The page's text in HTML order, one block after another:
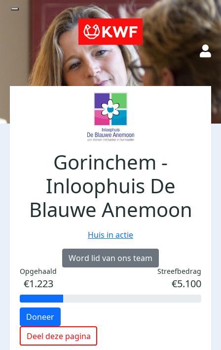
Gorinchem -
Inloophuis De
Blauwe Anemoon
Huis in actie
Word lid van ons team
Opgehaald
€1.223
Streefbedrag
€5.100
Doneer
Deel deze pagina